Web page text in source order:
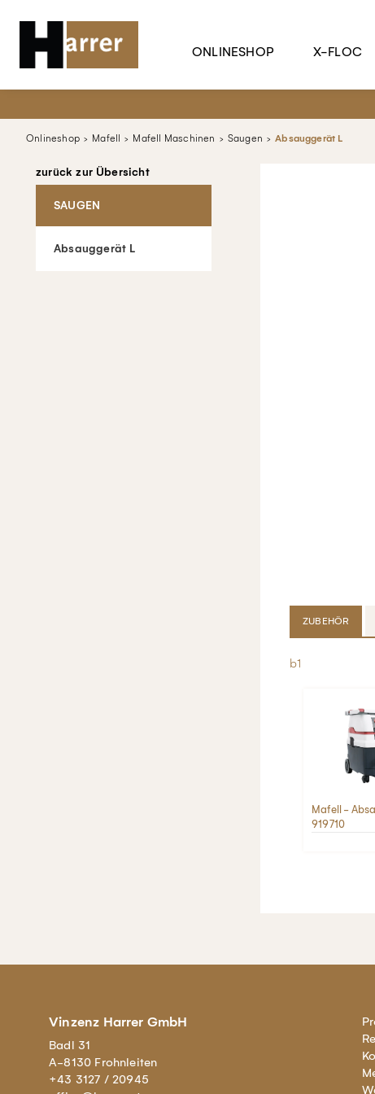
ONLINESHOP X-FLOC
Onlineshop Mafell Mafell Maschinen Saugen Absauggerät L
zurück zur Übersicht
SAUGEN
Absauggerät L
ZUBEHÖR
lb1
Mafell -
919710
Vinzenz Harrer GmbH
Badl 31
A-8130 Frohnleiten
+43 3127 / 20945